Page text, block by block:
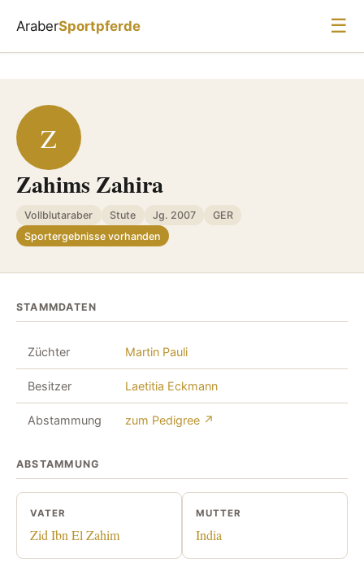
AraberSportpferde ☰
Z
Zahims Zahira
Vollblutaraber Stute Jg. 2007
GER
Sportergebnisse vorhanden
STAMMDATEN
Züchter Martin Pauli
Besitzer Laetitia Eckmann
Abstammung zum Pedigree ↗
ABSTAMMUNG
VATER
Zid Ibn El Zahim
MUTTER
India